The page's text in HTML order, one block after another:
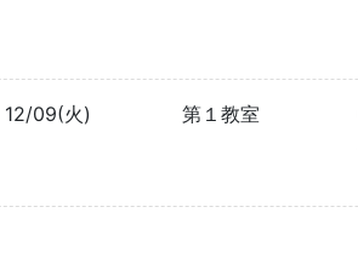
12/09(火) 第１教室